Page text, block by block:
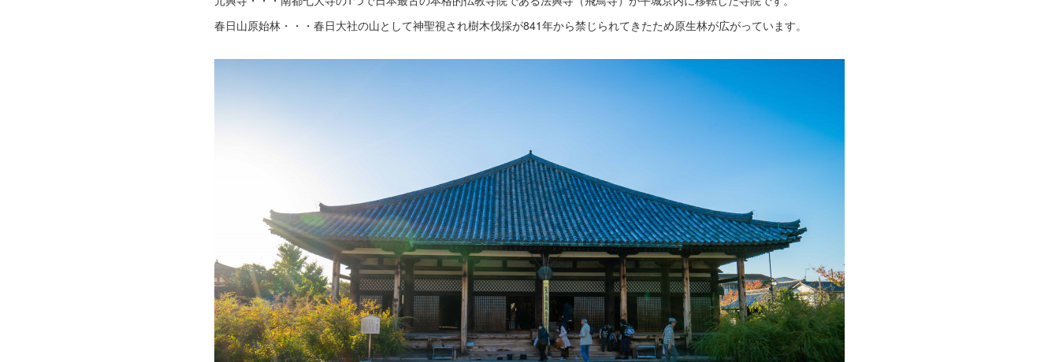
春日山原始林・・・春日大社の山として神聖視され樹木伐採が841年から禁じられてきたため原生林が広がっています。